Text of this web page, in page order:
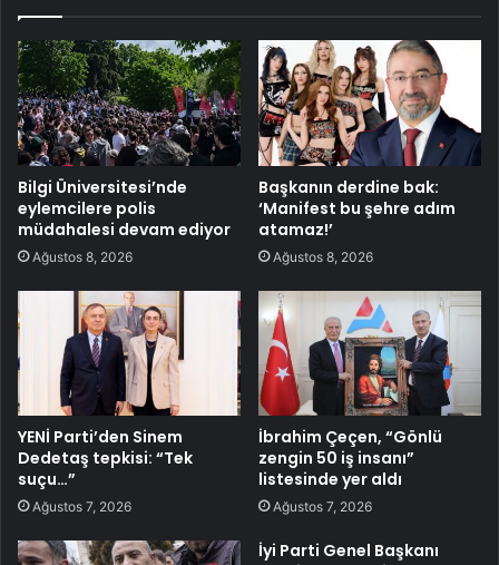
Bilgi Üniversitesi’nde
eylemcilere polis
müdahalesi devam ediyor
Ağustos 8, 2026
Başkanın derdine bak:
‘Manifest bu şehre adım
atamaz!’
Ağustos 8, 2026
YENİ Parti’den Sinem
Dedetaş tepkisi: “Tek
suçu…”
Ağustos 7, 2026
İbrahim Çeçen, “Gönlü
zengin 50 iş insanı”
listesinde yer aldı
Ağustos 7, 2026
İyi Parti Genel Başkanı